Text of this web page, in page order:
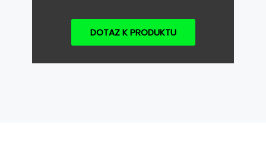
DOTAZ K PRODUKTU